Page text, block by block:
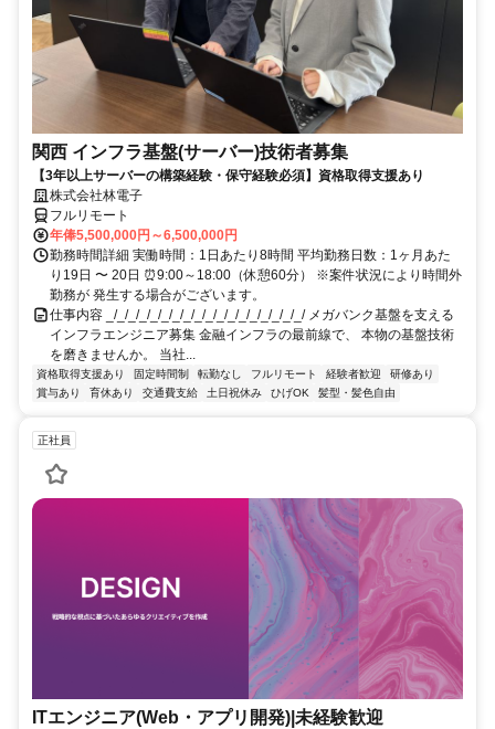
関西 インフラ基盤(サーバー)技術者募集
【3年以上サーバーの構築経験・保守経験必須】資格取得支援あり
株式会社林電子
フルリモート
年俸5,500,000円～6,500,000円
勤務時間詳細 実働時間：1日あたり8時間 平均勤務日数：1ヶ月あた
り19日 〜 20日 ⏰9:00～18:00（休憩60分） ※案件状況により時間外
勤務が 発生する場合がございます。
仕事内容 _/_/_/_/_/_/_/_/_/_/_/_/_/_/_/_/_/_/ メガバンク基盤を支える
インフラエンジニア募集 金融インフラの最前線で、 本物の基盤技術
を磨きませんか。 当社...
資格取得支援あり 固定時間制 転勤なし フルリモート 経験者歓迎
研修あり
賞与あり
育休あり 交通費支給 土日祝休み ひげOK 髪型・髪色自由
正社員
ITエンジニア(Web・アプリ開発)|未経験歓迎